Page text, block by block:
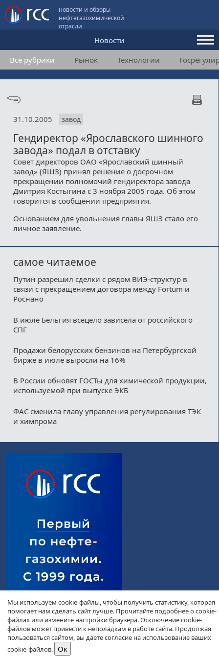
новости и обзоры
нефтегазохимической
отрасли
Новости
Аналитика и мнения
Конференции
Пользовательское соглашение
Медиакит
Контакты
Все рубрики Рынок Технологии
31.10.2005 завод
Гендиректор «Ярославского шинного
завода» подал в отставку
Совет директоров ОАО «Ярославский шинный
завод» (ЯШЗ) принял решение о досрочном
прекращении полномочий гендиректора завода
Дмитрия Костыгина с 3 ноября 2005 года. Об этом
говорится в сообщении предприятия.
Основанием для увольнения главы ЯШЗ стало его
личное заявление.
самое читаемое
Путин разрешил сделки с рядом ВИЭ-структур в
связи с прекращением договора между Fortum и
Роснано
В июле Бельгия всецело зависела от российского
СПГ
Продажи белорусских бензинов на Петербургской
бирже в июле выросли на 16%
В России обновят ГОСТы для химической продукции,
используемой при выпуске ЭКБ
ФАС сменила главу управления регулирования ТЭК
и химпрома
Мы используем cookie-файлы, чтобы получить статистику, которая
помогает нам сделать сайт лучше. Прочитайте подробнее о cookie-
файлах или измените настройки браузера. Отключение cookie-
файлов может привести к неполадкам в работе сайта. Продолжая
пользоваться сайтом, вы даете согласие на использование ваших
cookie-файлов.